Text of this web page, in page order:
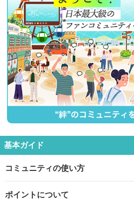
基本ガイド
コミュニティの使い方
ポイントについて